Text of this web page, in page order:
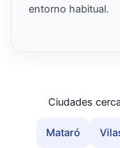
entorno habitual.
Ciudades
Mataró